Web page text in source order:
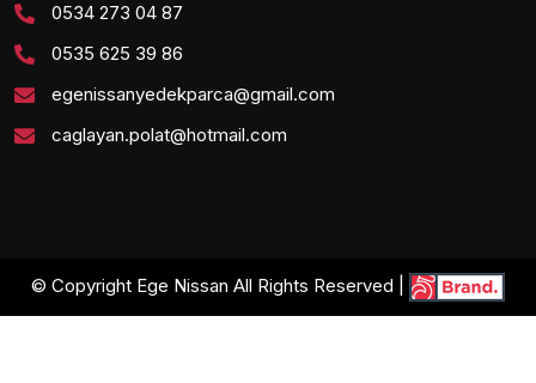
0534 273 04 87
0535 625 39 86
egenissanyedekparca@gmail.com
caglayan.polat@hotmail.com
© Copyright Ege Nissan All Rights Reserved |